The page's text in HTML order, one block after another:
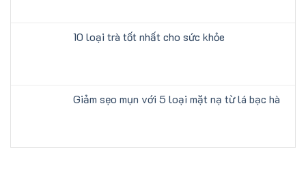
10 loại trà tốt nhất cho sức khỏe
Giảm sẹo mụn với 5 loại mặt nạ từ lá bạc hà